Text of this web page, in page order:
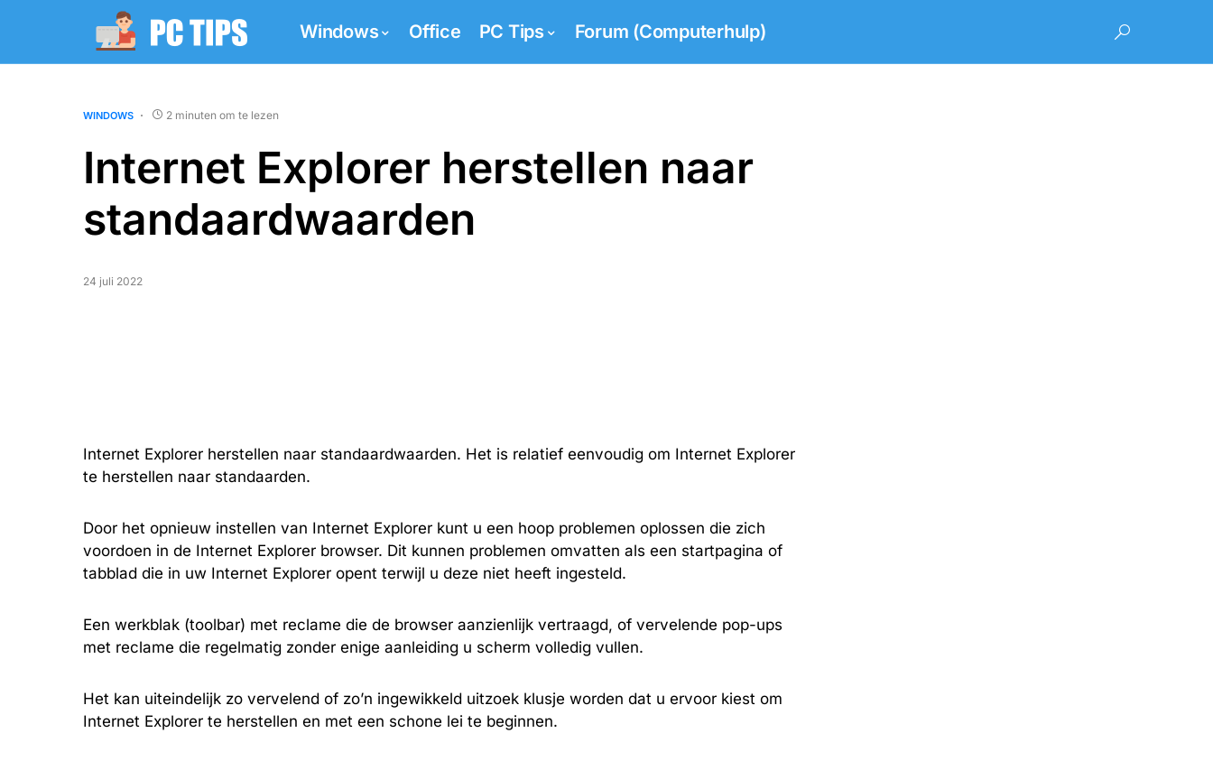
Windows Office PC Tips Forum (Computerhulp)
WINDOWS 2 minuten om te lezen
Internet Explorer herstellen naar
standaardwaarden
24 juli 2022
Internet Explorer herstellen naar standaardwaarden. Het is relatief eenvoudig om Internet Explorer
te herstellen naar standaarden.
Door het opnieuw instellen van Internet Explorer kunt u een hoop problemen oplossen die zich
voordoen in de Internet Explorer browser. Dit kunnen problemen omvatten als een startpagina of
tabblad die in uw Internet Explorer opent terwijl u deze niet heeft ingesteld.
Een werkblak (toolbar) met reclame die de browser aanzienlijk vertraagd, of vervelende pop-ups
met reclame die regelmatig zonder enige aanleiding u scherm volledig vullen.
Het kan uiteindelijk zo vervelend of zo’n ingewikkeld uitzoek klusje worden dat u ervoor kiest om
Internet Explorer te herstellen en met een schone lei te beginnen.